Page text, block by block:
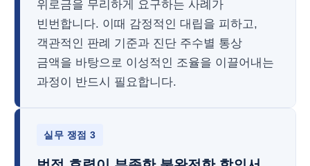
위로금을 무리하게 요구하는 사례가
빈번합니다. 이때 감정적인 대립을 피하고,
객관적인 판례 기준과 진단 주수별 통상
금액을 바탕으로 이성적인 조율을 이끌어내는
과정이 반드시 필요합니다.
실무 쟁점 3